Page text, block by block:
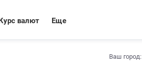
валют Еще
Ваш город: